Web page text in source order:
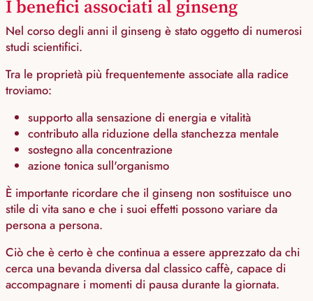
I benefici associati al ginseng
Nel corso degli anni il ginseng è stato oggetto di numerosi
studi scientifici.
Tra le proprietà più frequentemente associate alla radice
troviamo:
supporto alla sensazione di energia e vitalità
contributo alla riduzione della stanchezza mentale
sostegno alla concentrazione
azione tonica sull'organismo
È importante ricordare che il ginseng non sostituisce uno
stile di vita sano e che i suoi effetti possono variare da
persona a persona.
Ciò che è certo è che continua a essere apprezzato da chi
cerca una bevanda diversa dal classico caffè, capace di
accompagnare i momenti di pausa durante la giornata.